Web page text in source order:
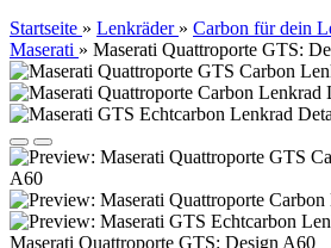
Startseite » Lenkräder » Carbon für dein
Maserati » Maserati Quattroporte GTS:
Maserati Quattroporte GTS: Design A60